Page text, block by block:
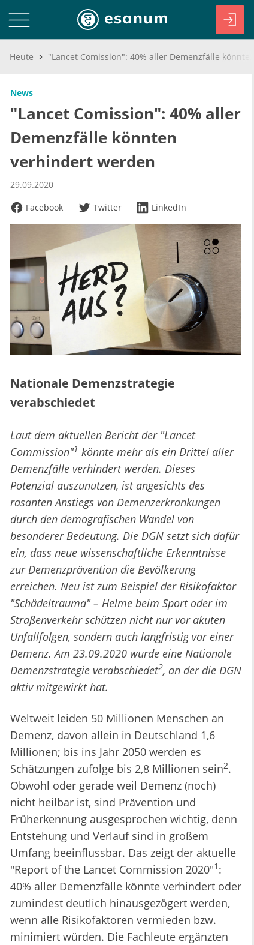
Heute
News
"Lancet Comission": 40% aller
Demenzfälle könnten
verhindert werden
29.09.2020
Facebook
Twitter LinkedIn
Nationale Demenzstrategie
verabschiedet
Laut dem aktuellen Bericht der "Lancet
Commission"1 könnte mehr als ein Drittel aller
Demenzfälle verhindert werden. Dieses
Potenzial auszunutzen, ist angesichts des
rasanten Anstiegs von Demenzerkrankungen
durch den demografischen Wandel von
besonderer Bedeutung. Die DGN setzt sich dafür
ein, dass neue wissenschaftliche Erkenntnisse
zur Demenzprävention die Bevölkerung
erreichen. Neu ist zum Beispiel der Risikofaktor
"Schädeltrauma" – Helme beim Sport oder im
Straßenverkehr schützen nicht nur vor akuten
Unfallfolgen, sondern auch langfristig vor einer
Demenz. Am 23.09.2020 wurde eine Nationale
Demenzstrategie verabschiedet2, an der die DGN
aktiv mitgewirkt hat.
Weltweit leiden 50 Millionen Menschen an
Demenz, davon allein in Deutschland 1,6
Millionen; bis ins Jahr 2050 werden es
Schätzungen zufolge bis 2,8 Millionen sein2.
Obwohl oder gerade weil Demenz (noch)
nicht heilbar ist, sind Prävention und
Früherkennung ausgesprochen wichtig, denn
Entstehung und Verlauf sind in großem
Umfang beeinflussbar. Das zeigt der aktuelle
"Report of the Lancet Commission 2020"1 :
40% aller Demenzfälle könnte verhindert oder
zumindest deutlich hinausgezögert werden,
wenn alle Risikofaktoren vermieden bzw.
minimiert würden. Die Fachleute ergänzten